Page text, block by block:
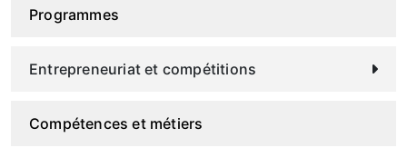
Programmes
Entrepreneuriat et compétitions
Compétences et métiers